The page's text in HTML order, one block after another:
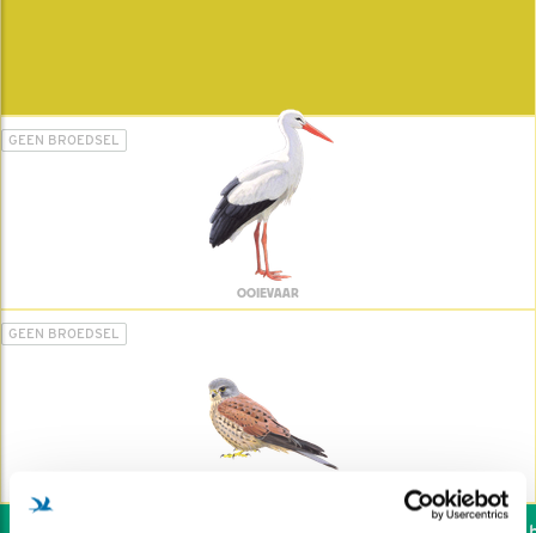
GEEN BROEDSEL
OOIEVAAR
GEEN BROEDSEL